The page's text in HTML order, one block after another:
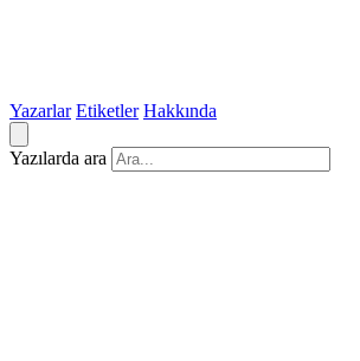
Yazarlar Etiketler Hakkında
Yazılarda ara